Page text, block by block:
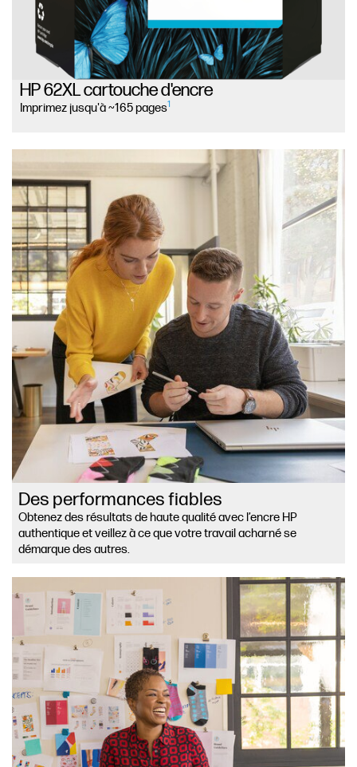
HP 62XL cartouche d'encre
Imprimez jusqu'à ~165 pages1
Des performances fiables
Obtenez des résultats de haute qualité avec l’encre HP
authentique et veillez à ce que votre travail acharné se
démarque des autres.